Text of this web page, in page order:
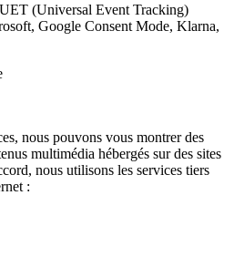
(Universal Event Tracking)
Google Consent Mode, Klarna,
nous pouvons vous montrer des
multimédia hébergés sur des sites
nous utilisons les services tiers
: